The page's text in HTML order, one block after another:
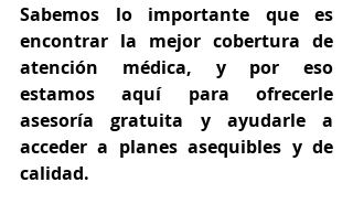
Sabemos lo importante que es
encontrar la mejor cobertura de
atención médica, y por eso
estamos aquí para ofrecerle
asesoría gratuita y ayudarle a
acceder a planes asequibles y de
calidad.